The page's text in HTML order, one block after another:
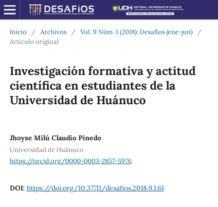
Inicio / Archivos / Vol. 9 Núm. 1 (2018): Desafíos (ene-jun)
/
Artículo original
Investigación formativa y actitud
científica en estudiantes de la
Universidad de Huánuco
Jhoyse Milú Claudio Pinedo
Universidad de Huánuco
https://orcid.org/0000-0003-2857-5976
DOI: https://doi.org/10.37711/desafios.2018.9.1.61